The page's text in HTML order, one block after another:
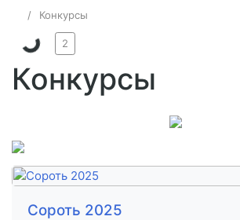
Конкурсы
Конкурсы
2
Сороть 2025